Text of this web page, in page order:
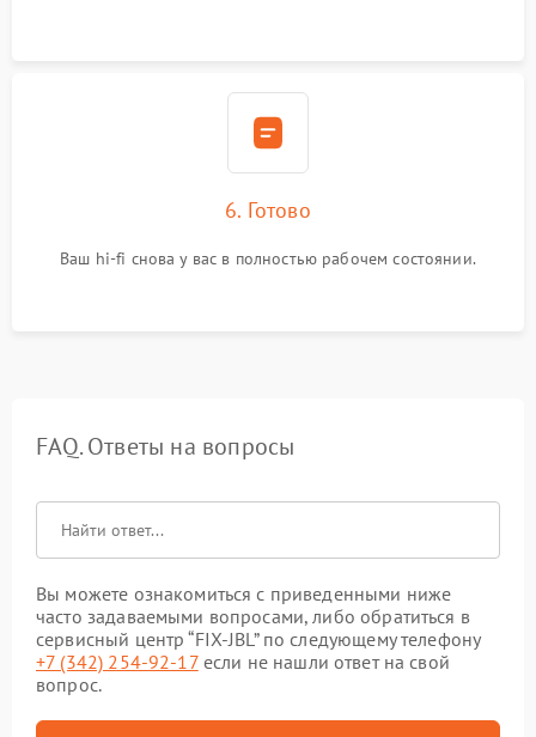
6. Готово
Ваш hi-fi снова у вас в полностью рабочем состоянии.
FAQ. Ответы на вопросы
Вы можете ознакомиться с приведенными ниже
часто задаваемыми вопросами, либо обратиться в
сервисный центр “FIX-JBL” по следующему телефону
+7 (342) 254-92-17если не нашли ответ на свой
вопрос.